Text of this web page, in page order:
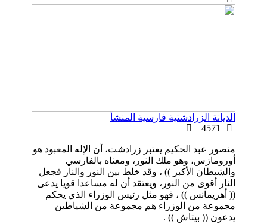
الديانة الزرادشتية فارسية المنشأ
منصور عبد الحكيم يعتبر زرادشت، أن الإله المعبود هو
أورومازس، وهو ملك النور، ومعناه بالفارسي
والشيطان الأكبر )) ، وقد خلط بين النور والنار فجعل
النار أقوى من النور، ويعتقد أن له مساعدا قويا يدعى
(( أهريمانس )) ، فهو مثل رئيس الوزراء الذي يحكم
مجموعة من الوزراء هم مجموعة من الشياطين
يدعون (( بيتاش )) .